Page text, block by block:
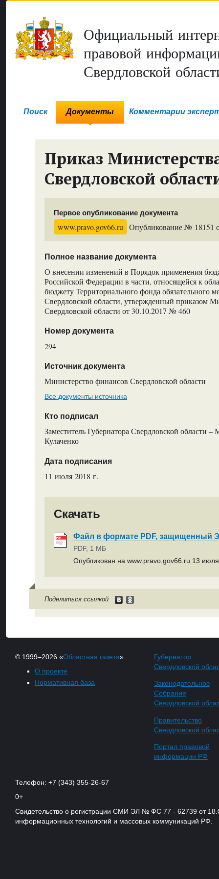
Официальный
правовой
Свердловской
Поиск Документы Комментарии
Приказ
Свердловской
Первое опубликование документа
www.pravo.gov66.ru Опубликование № 18151
Полное название документа
О внесении изменений в Порядок применения
Российской Федерации в части, относящейся к
бюджету Территориального фонда обязательного
Свердловской области, утвержденный приказом
Свердловской области от 30.10.2017 № 460
Номер документа
294
Источник документа
Министерство финансов Свердловской области
Все документы источника
Кто подписал
Заместитель Губернатора Свердловской области
Кулаченко
Дата подписания
11 июля 2018 г.
Скачать
Файл в формате PDF, защищенный
PDF, 1 МБ
Опубликован на www.pravo.gov66.ru 13 июля
Поделиться ссылкой
© 1999–2026 «Областная газета»
О проекте
Нормативная база
Губернатор
Свердловской
Законодательное
Собрание
Свердловской
Правительство
Свердловской
Портал правовой
информации РФ
Телефон: +7 (343) 355-26-67
0+
Свидетельство о регистрации СМИ ЭЛ № ФС 77 - 62739 от
информационных технологий и массовых коммуникаций РФ.